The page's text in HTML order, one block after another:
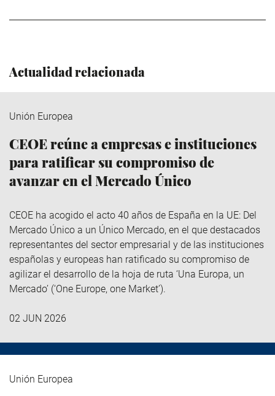
Actualidad relacionada
Unión Europea
CEOE reúne a empresas e instituciones
para ratificar su compromiso de
avanzar en el Mercado Único
CEOE ha acogido el acto 40 años de España en la UE: Del
Mercado Único a un Único Mercado, en el que destacados
representantes del sector empresarial y de las instituciones
españolas y europeas han ratificado su compromiso de
agilizar el desarrollo de la hoja de ruta ‘Una Europa, un
Mercado’ (‘One Europe, one Market’).
02 JUN 2026
Unión Europea